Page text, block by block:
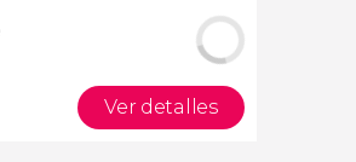
Ver detalles